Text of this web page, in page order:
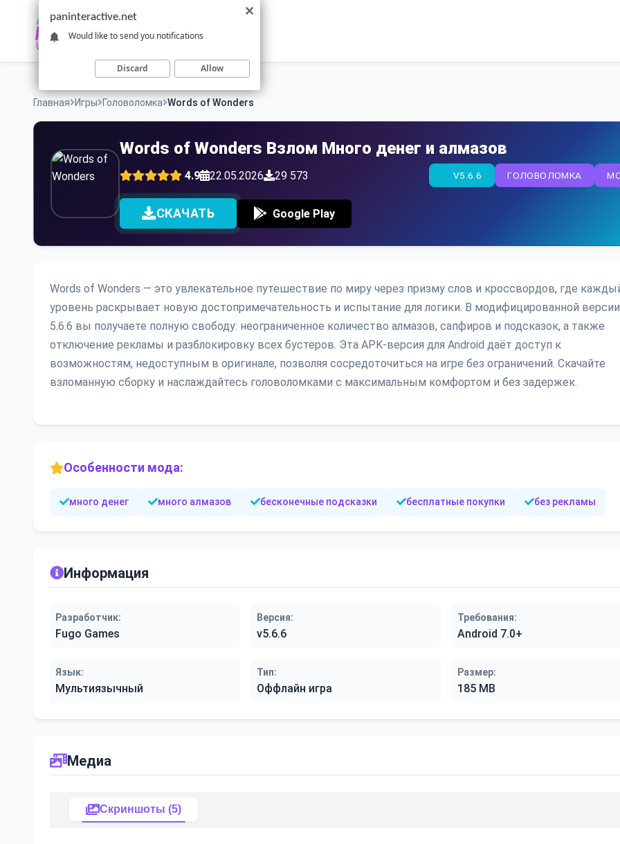
content
Главная Игры Головоломка Words of Wonders
Words of Wonders Взлом Много денег и алмазов
4.9 22.05.2026 29 573 ГОЛОВОЛОМКА
V5.6.6
СКАЧАТЬ Google Play
Words of Wonders — это увлекательное путешествие по миру через призму слов и кроссвордов, где
уровень раскрывает новую достопримечательность и испытание для логики. В модифицированной версии
5.6.6 вы получаете полную свободу: неограниченное количество алмазов, сапфиров и подсказок, а также
отключение рекламы и разблокировку всех бустеров. Эта APK-версия для Android даёт доступ к
возможностям, недоступным в оригинале, позволяя сосредоточиться на игре без ограничений. Скачайте
взломанную сборку и наслаждайтесь головоломками с максимальным комфортом и без задержек.
Особенности мода:
много денег много алмазов бесконечные подсказки бесплатные покупки без рекламы
Информация
Разработчик:
Fugo Games
Версия:
v5.6.6
Требования:
Android 7.0+
Язык:
Мультиязычный
Тип:
Оффлайн игра
Размер:
185 MB
Медиа
Скриншоты (5)
paninteractive.net
Would like to send you notifications
Discard Allow